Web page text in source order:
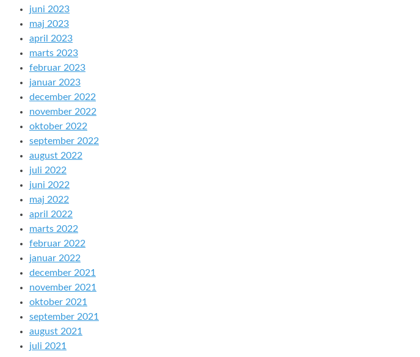
juni 2023
maj 2023
april 2023
marts 2023
februar 2023
januar 2023
december 2022
november 2022
oktober 2022
september 2022
august 2022
juli 2022
juni 2022
maj 2022
april 2022
marts 2022
februar 2022
januar 2022
december 2021
november 2021
oktober 2021
september 2021
august 2021
juli 2021